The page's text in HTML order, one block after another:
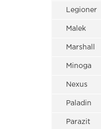
Legioner
Malek
Marshall
Minoga
Nexus
Paladin
Parazit